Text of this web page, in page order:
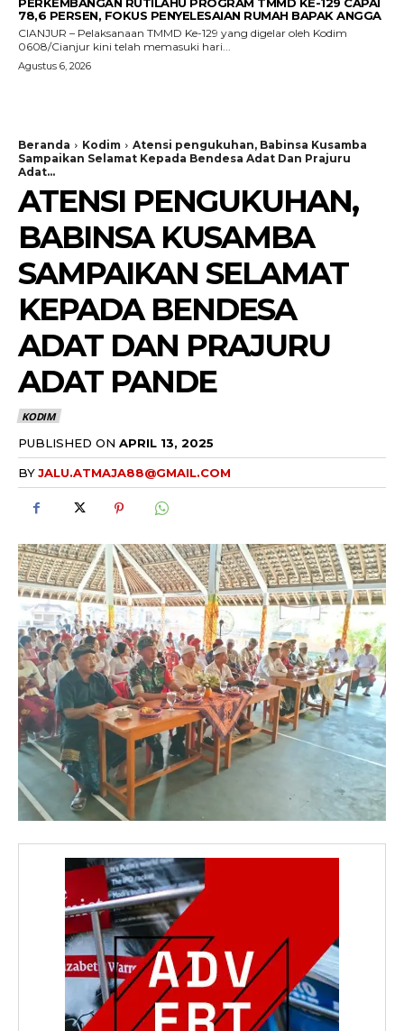
78,6 PERSEN, FOKUS PENYELESAIAN RUMAH BAPAK ANGGA
CIANJUR – Pelaksanaan TMMD Ke-129 yang digelar oleh Kodim
0608/Cianjur kini telah memasuki hari...
Agustus 6, 2026